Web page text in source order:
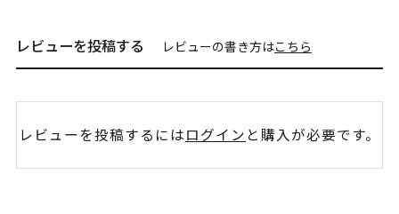
レビューを投稿する レビューの書き方はこちら
レビューを投稿するにはログイン と購入が必要です。